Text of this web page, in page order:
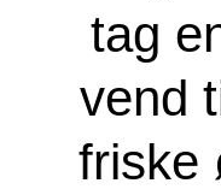
tag
vend
friske